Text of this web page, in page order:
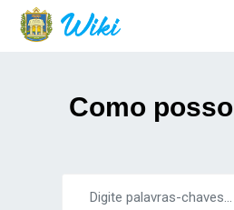
Como posso